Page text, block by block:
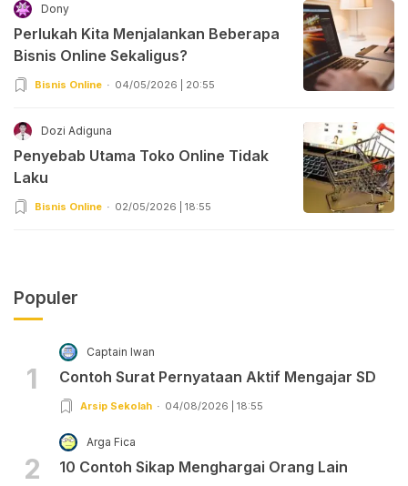
Dony
Perlukah Kita Menjalankan Beberapa
Bisnis Online Sekaligus?
Bisnis Online 04/05/2026 | 20:55
Dozi Adiguna
Penyebab Utama Toko Online Tidak
Laku
Bisnis Online 02/05/2026 | 18:55
Populer
1
Captain Iwan
Contoh Surat Pernyataan Aktif Mengajar SD
Arsip Sekolah 04/08/2026 | 18:55
2
Arga Fica
10 Contoh Sikap Menghargai Orang Lain